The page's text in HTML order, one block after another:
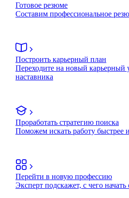
Готовое резюме
Составим профессиональное
Построить карьерный план
Переходите на новый
наставника
Проработать стратегию поиска
Поможем искать работу быстрее
Перейти в новую профессию
Эксперт подскажет, с чего